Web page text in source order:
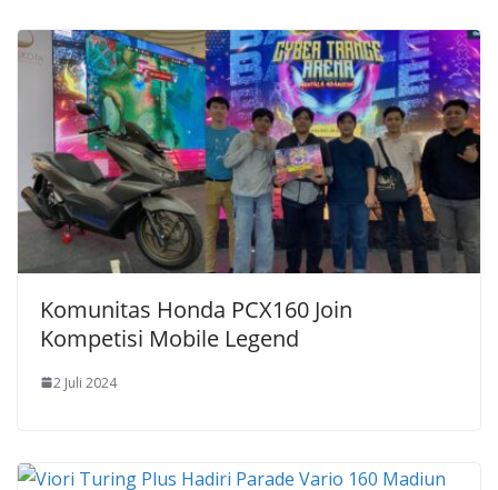
Komunitas Honda PCX160 Join
Kompetisi Mobile Legend
2 Juli 2024